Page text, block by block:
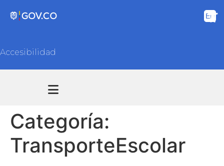
Accesibilidad
Categoría:
TransporteEscolar